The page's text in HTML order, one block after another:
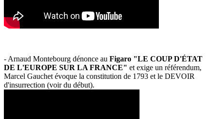
- Arnaud Montebourg dénonce au Figaro "LE COUP D'ÉTAT
DE L'EUROPE SUR LA FRANCE" et exige un référendum,
Marcel Gauchet évoque la constitution de 1793 et le DEVOIR
d'insurrection (voir du début).